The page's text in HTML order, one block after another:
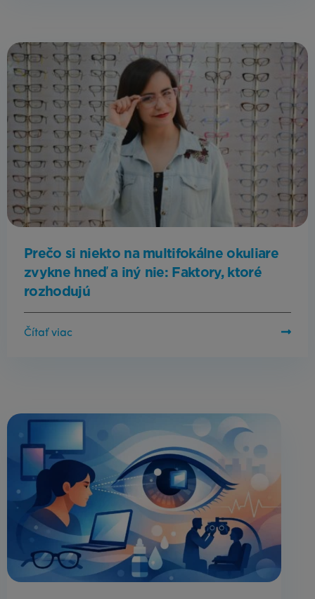
Prečo si niekto na multifokálne okuliare
zvykne hneď a iný nie: Faktory, ktoré
rozhodujú
Čítať viac